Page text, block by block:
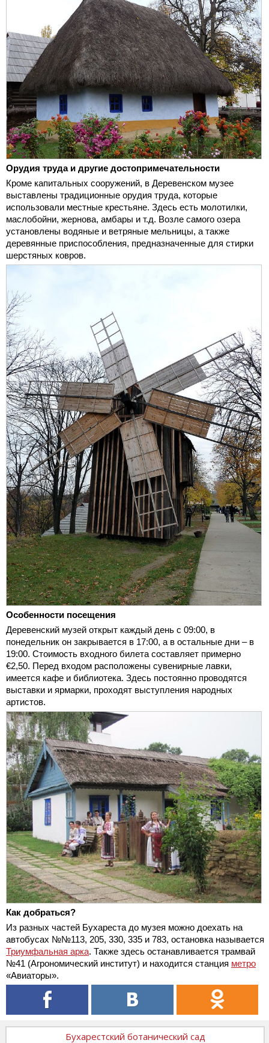
Орудия труда и другие достопримечательности
Кроме капитальных сооружений, в Деревенском музее
выставлены традиционные орудия труда, которые
использовали местные крестьяне. Здесь есть молотилки,
маслобойни, жернова, амбары и т.д. Возле самого озера
установлены водяные и ветряные мельницы, а также
деревянные приспособления, предназначенные для стирки
шерстяных ковров.
Особенности посещения
Деревенский музей открыт каждый день с 09:00, в
понедельник он закрывается в 17:00, а в остальные дни – в
19:00. Стоимость входного билета составляет примерно
€2,50. Перед входом расположены сувенирные лавки,
имеется кафе и библиотека. Здесь постоянно проводятся
выставки и ярмарки, проходят выступления народных
артистов.
Как добраться?
Из разных частей Бухареста до музея можно доехать на
автобусах №№113, 205, 330, 335 и 783, остановка называется
Триумфальная арка. Также здесь останавливается трамвай
№41 (Агрономический институт) и находится станция метро
«Авиаторы».
Бухарестский ботанический сад